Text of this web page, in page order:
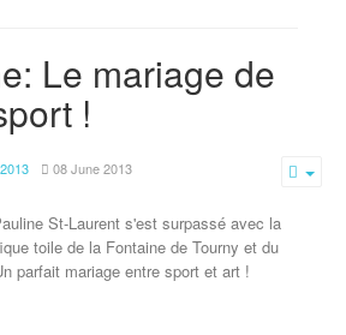
Le mariage de
!
2013 08 June 2013
St-Laurent s'est surpassé avec la
toile de la Fontaine de Tourny et du
parfait mariage entre sport et art !